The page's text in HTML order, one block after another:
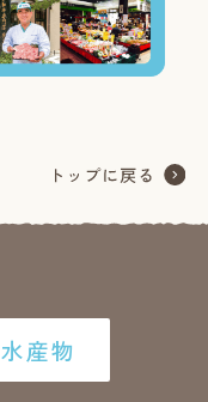
水産物